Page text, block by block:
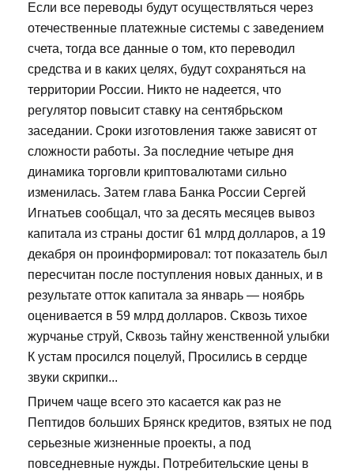
Если все переводы будут осуществляться через
отечественные платежные системы с заведением
счета, тогда все данные о том, кто переводил
средства и в каких целях, будут сохраняться на
территории России. Никто не надеется, что
регулятор повысит ставку на сентябрьском
заседании. Сроки изготовления также зависят от
сложности работы. За последние четыре дня
динамика торговли криптовалютами сильно
изменилась. Затем глава Банка России Сергей
Игнатьев сообщал, что за десять месяцев вывоз
капитала из страны достиг 61 млрд долларов, а 19
декабря он проинформировал: тот показатель был
пересчитан после поступления новых данных, и в
результате отток капитала за январь — ноябрь
оценивается в 59 млрд долларов. Сквозь тихое
журчанье струй, Сквозь тайну женственной улыбки
К устам просился поцелуй, Просились в сердце
звуки скрипки...
Причем чаще всего это касается как раз не
Пептидов больших Брянск кредитов, взятых не под
серьезные жизненные проекты, а под
повседневные нужды. Потребительские цены в